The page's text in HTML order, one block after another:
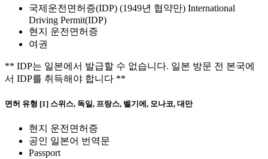
국제운전면허증(IDP) (1949년 협약만) International
Driving Permit(IDP)
현지 운전면허증
여권
** IDP는 일본에서 발급할 수 없습니다. 일본 방문 전 본국에
서 IDP를 취득해야 합니다 **
면허 유형 [1] 스위스, 독일, 프랑스, 벨기에, 모나코, 대만
현지 운전면허증
공인 일본어 번역문
Passport